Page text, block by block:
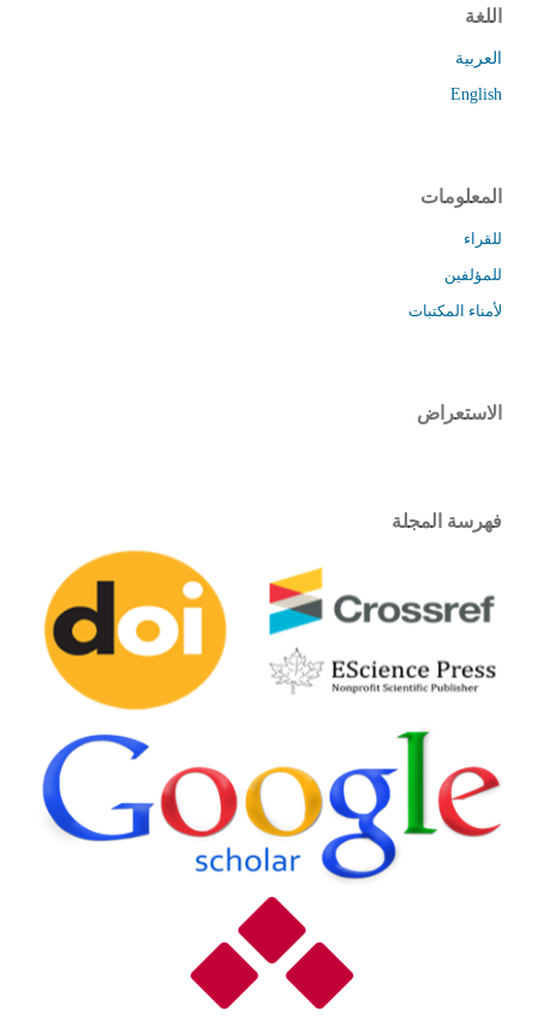
اللغة
العربية
English
المعلومات
للقراء
للمؤلفين
لأمناء المكتبات
الاستعراض
فهرسة المجلة